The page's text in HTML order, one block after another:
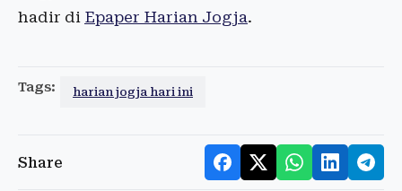
hadir di Epaper Harian Jogja.
Tags: harian jogja hari ini
Share